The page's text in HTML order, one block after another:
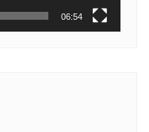
06:54